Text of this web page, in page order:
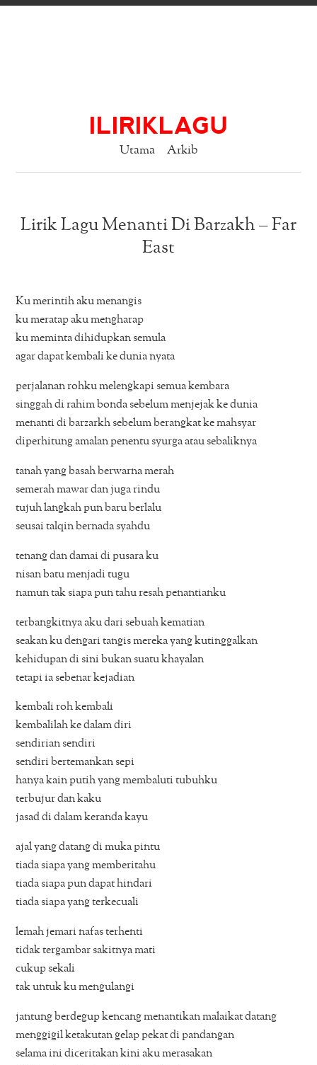
ILIRIKLAGU
Utama Arkib
Lirik Lagu Menanti Di Barzakh – Far
East
Ku merintih aku menangis
ku meratap aku mengharap
ku meminta dihidupkan semula
agar dapat kembali ke dunia nyata
perjalanan rohku melengkapi semua kembara
singgah di rahim bonda sebelum menjejak ke dunia
menanti di barzarkh sebelum berangkat ke mahsyar
diperhitung amalan penentu syurga atau sebaliknya
tanah yang basah berwarna merah
semerah mawar dan juga rindu
tujuh langkah pun baru berlalu
seusai talqin bernada syahdu
tenang dan damai di pusara ku
nisan batu menjadi tugu
namun tak siapa pun tahu resah penantianku
terbangkitnya aku dari sebuah kematian
seakan ku dengari tangis mereka yang kutinggalkan
kehidupan di sini bukan suatu khayalan
tetapi ia sebenar kejadian
kembali roh kembali
kembalilah ke dalam diri
sendirian sendiri
sendiri bertemankan sepi
hanya kain putih yang membaluti tubuhku
terbujur dan kaku
jasad di dalam keranda kayu
ajal yang datang di muka pintu
tiada siapa yang memberitahu
tiada siapa pun dapat hindari
tiada siapa yang terkecuali
lemah jemari nafas terhenti
tidak tergambar sakitnya mati
cukup sekali
tak untuk ku mengulangi
jantung berdegup kencang menantikan malaikat datang
menggigil ketakutan gelap pekat di pandangan
selama ini diceritakan kini aku merasakan